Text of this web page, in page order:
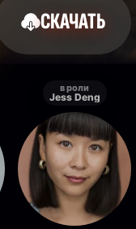
СКАЧАТЬ
в роли
Jess Deng